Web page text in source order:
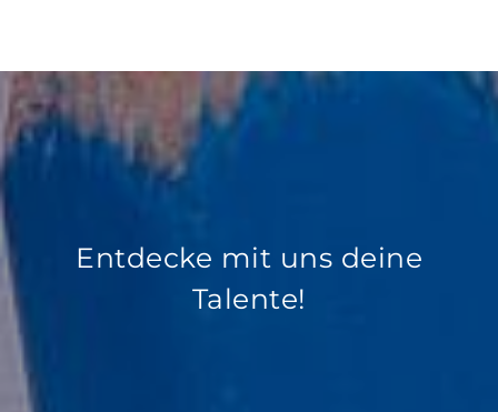
Entdecke mit uns deine
Talente!